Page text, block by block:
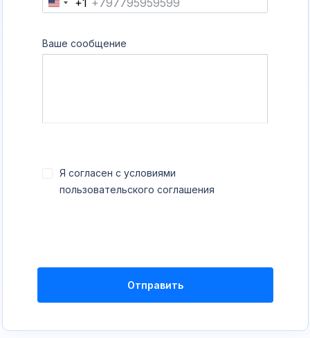
United
+1
Ваше сообщение
Я согласен с условиями
пользовательского соглашения
Отправить